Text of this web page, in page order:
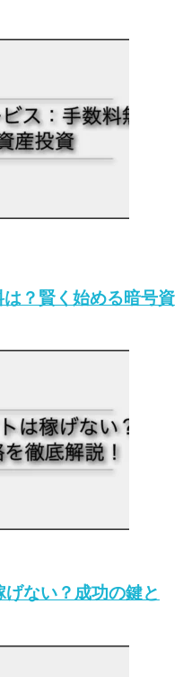
？賢く始める暗号資
ない？成功の鍵と